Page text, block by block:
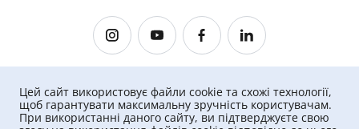
Цей сайт використовує файли cookie та схожі технології,
щоб гарантувати максимальну зручність користувачам.
При використанні даного сайту, ви підтверджуєте свою